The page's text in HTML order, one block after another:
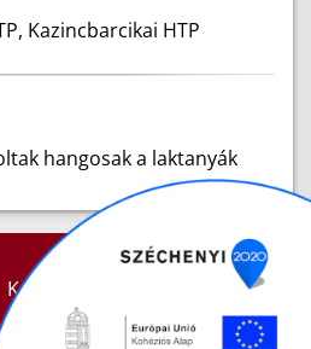
Kazincbarcikai HTP
hangosak a laktanyák
KAPCSOLAT
IMPRESSZUM